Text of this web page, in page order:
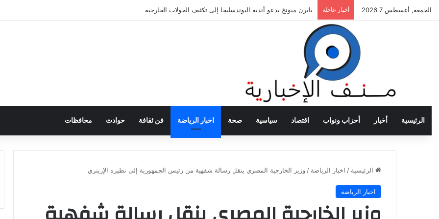
الجمعة, أغسطس 7 2026 أخبار عاجلة بايرن ميونخ يدعو أندية البوندسليجا إلى تكثيف الجولات الخارجية
الرئيسية أخبار أحزاب ونواب اقتصاد سياسية صحة اخبار الرياضة فن ثقافة حوادث محافظات
الرئيسية / اخبار الرياضة / وزير الخارجية المصري ينقل رسالة شفهية من رئيس الجمهورية إلى نظيره الإريتري
اخبار الرياضة